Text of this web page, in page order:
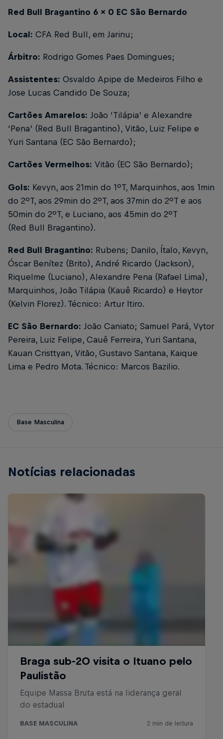
Red Bull Bragantino 6 x 0 EC São Bernardo
Local: CFA Red Bull, em Jarinu;
Árbitro: Rodrigo Gomes Paes Domingues;
Assistentes: Osvaldo Apipe de Medeiros Filho e
Jose Lucas Candido De Souza;
Cartões Amarelos: João ‘Tilápia’ e Alexandre
‘Pena’ (Red Bull Bragantino), Vitão, Luiz Felipe e
Yuri Santana (EC São Bernardo);
Cartões Vermelhos: Vitão (EC São Bernardo);
Gols: Kevyn, aos 21min do 1ºT, Marquinhos, aos 1min
do 2ºT, aos 29min do 2ºT, aos 37min do 2ºT e aos
50min do 2ºT, e Luciano, aos 45min do 2ºT
(Red Bull Bragantino).
Red Bull Bragantino: Rubens; Danilo, Ítalo, Kevyn,
Óscar Benítez (Brito), André Ricardo (Jackson),
Riquelme (Luciano), Alexandre Pena (Rafael Lima),
Marquinhos, João Tilápia (Kauê Ricardo) e Heytor
(Kelvin Florez). Técnico: Artur Itiro.
EC São Bernardo: João Caniato; Samuel Pará, Vytor
Pereira, Luiz Felipe, Cauê Ferreira, Yuri Santana,
Kauan Cristtyan, Vitão, Gustavo Santana, Kaique
Lima e Pedro Mota. Técnico: Marcos Bazilio.
Base Masculina
Notícias relacionadas